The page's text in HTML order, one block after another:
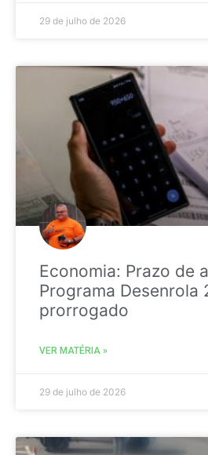
29 de julho de 2026
Economia: Prazo de
Programa Desenrola
prorrogado
VER MATÉRIA »
29 de julho de 2026